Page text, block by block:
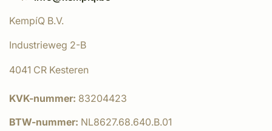
KempíQ B.V.
Industrieweg 2-B
4041 CR Kesteren
KVK-nummer: 83204423
BTW-nummer: NL8627.68.640.B.01